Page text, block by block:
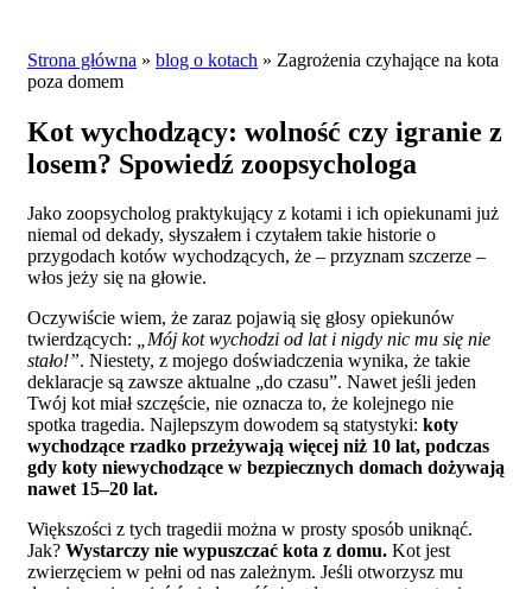
Strona główna » blog o kotach » Zagrożenia czyhające na kota
poza domem
Kot wychodzący: wolność czy igranie z
losem? Spowiedź zoopsychologa
Jako zoopsycholog praktykujący z kotami i ich opiekunami już
niemal od dekady, słyszałem i czytałem takie historie o
przygodach kotów wychodzących, że – przyznam szczerze –
włos jeży się na głowie.
Oczywiście wiem, że zaraz pojawią się głosy opiekunów
twierdzących: „Mój kot wychodzi od lat i nigdy nic mu się nie
stało!”. Niestety, z mojego doświadczenia wynika, że takie
deklaracje są zawsze aktualne „do czasu”. Nawet jeśli jeden
Twój kot miał szczęście, nie oznacza to, że kolejnego nie
spotka tragedia. Najlepszym dowodem są statystyki: koty
wychodzące rzadko przeżywają więcej niż 10 lat, podczas
gdy koty niewychodzące w bezpiecznych domach dożywają
nawet 15–20 lat.
Większości z tych tragedii można w prosty sposób uniknąć.
Jak? Wystarczy nie wypuszczać kota z domu. Kot jest
zwierzęciem w pełni od nas zależnym. Jeśli otworzysz mu